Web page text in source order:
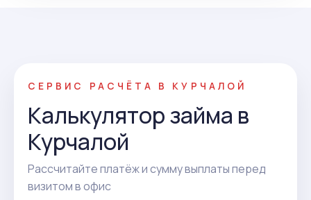
СЕРВИС РАСЧЁТА В КУРЧАЛОЙ
Калькулятор займа в
Курчалой
Рассчитайте платёж и сумму выплаты перед
визитом в офис